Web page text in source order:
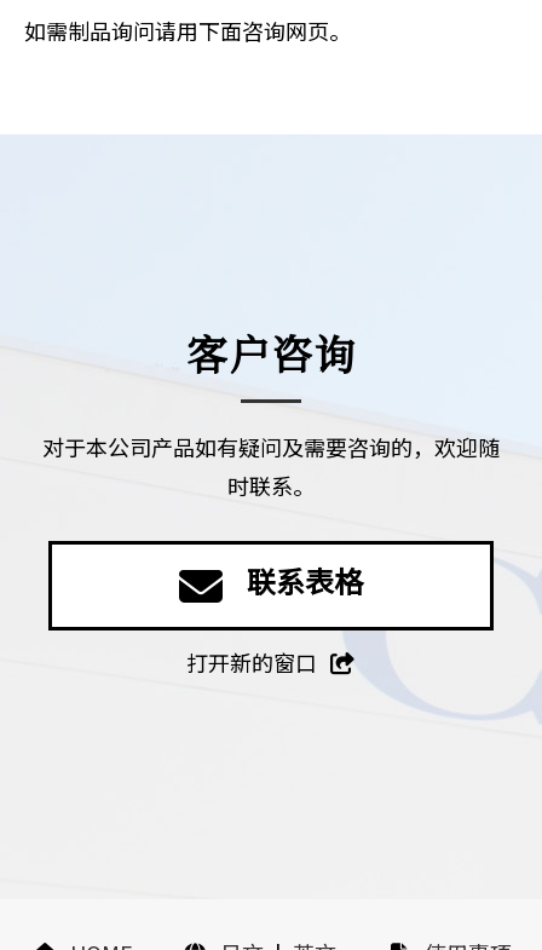
如需制品询问请用下面咨询网页。
客户咨询
对于本公司产品如有疑问及需要咨询的，欢迎随
时联系。
联系表格
打开新的窗口